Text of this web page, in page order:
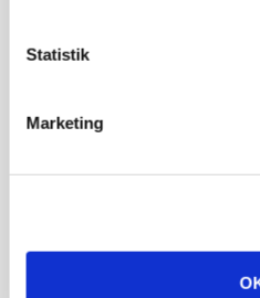
Statistik
Marketing
Ejer eller medejer? Nyt